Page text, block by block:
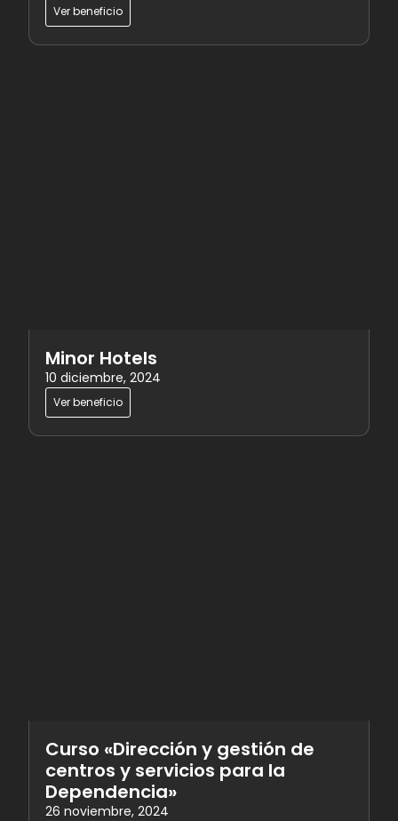
Ver beneficio
Minor Hotels
10 diciembre, 2024
Ver beneficio
Curso «Dirección y gestión de
centros y servicios para la
Dependencia»
26 noviembre, 2024